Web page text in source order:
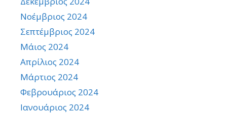
Νοέμβριος 2024
Σεπτέμβριος 2024
Μάιος 2024
Απρίλιος 2024
Μάρτιος 2024
Φεβρουάριος 2024
Ιανουάριος 2024